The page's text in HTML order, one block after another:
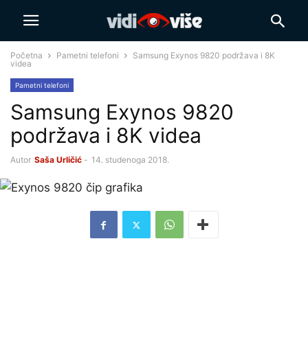
Početna Pametni telefoni
Samsung Exynos 9820 podržava i 8K
videa
Pametni telefoni
Samsung Exynos 9820
podržava i 8K videa
Autor Saša Urličić - 14. studenoga 2018.